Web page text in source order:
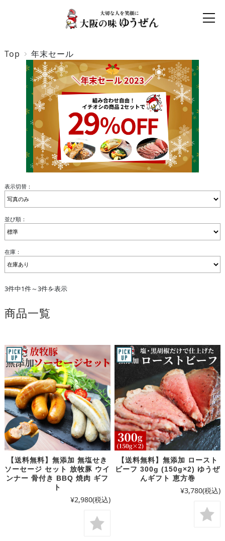
Top 年末セール
表示切替：
並び順：
在庫：
3件中1件～3件を表示
商品一覧
【送料無料】無添加 無塩せき
ソーセージ セット 放牧豚 ウイ
ンナー 骨付き BBQ 焼肉 ギフ
ト
¥2,980(税込)
【送料無料】無添加 ロースト
ビーフ 300g (150g×2) ゆうぜ
んギフト 恵方巻
¥3,780(税込)